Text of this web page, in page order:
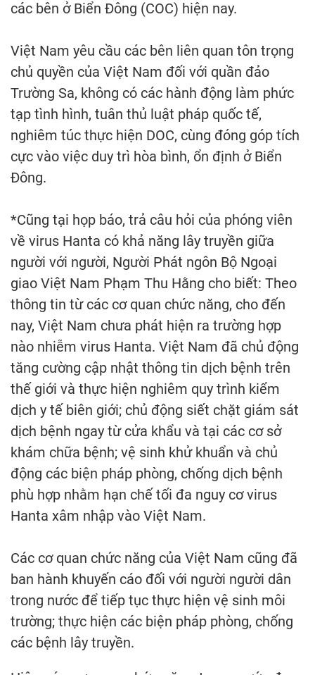
các bên ở Biển Đông (COC) hiện nay.
Việt Nam yêu cầu các bên liên quan tôn trọng
chủ quyền của Việt Nam đối với quần đảo
Trường Sa, không có các hành động làm phức
tạp tình hình, tuân thủ luật pháp quốc tế,
nghiêm túc thực hiện DOC, cùng đóng góp tích
cực vào việc duy trì hòa bình, ổn định ở Biển
Đông.
*Cũng tại họp báo, trả câu hỏi của phóng viên
về virus Hanta có khả năng lây truyền giữa
người với người, Người Phát ngôn Bộ Ngoại
giao Việt Nam Phạm Thu Hằng cho biết: Theo
thông tin từ các cơ quan chức năng, cho đến
nay, Việt Nam chưa phát hiện ra trường hợp
nào nhiễm virus Hanta. Việt Nam đã chủ động
tăng cường cập nhật thông tin dịch bệnh trên
thế giới và thực hiện nghiêm quy trình kiểm
dịch y tế biên giới; chủ động siết chặt giám sát
dịch bệnh ngay từ cửa khẩu và tại các cơ sở
khám chữa bệnh; vệ sinh khử khuẩn và chủ
động các biện pháp phòng, chống dịch bệnh
phù hợp nhằm hạn chế tối đa nguy cơ virus
Hanta xâm nhập vào Việt Nam.
Các cơ quan chức năng của Việt Nam cũng đã
ban hành khuyến cáo đối với người người dân
trong nước để tiếp tục thực hiện vệ sinh môi
trường; thực hiện các biện pháp phòng, chống
các bệnh lây truyền.